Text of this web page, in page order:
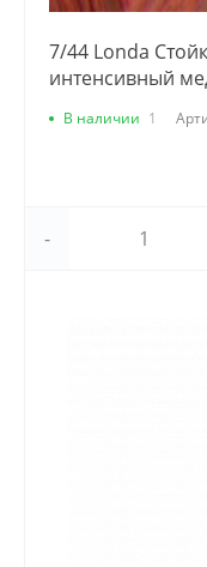
7/44 Londa
интенсивный
В наличии 1
-